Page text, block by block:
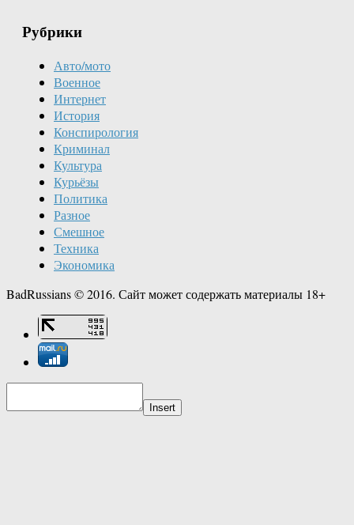
Рубрики
Авто/мото
Военное
Интернет
История
Конспирология
Криминал
Культура
Курьёзы
Политика
Разное
Смешное
Техника
Экономика
BadRussians © 2016. Сайт может содержать материалы 18+
Insert